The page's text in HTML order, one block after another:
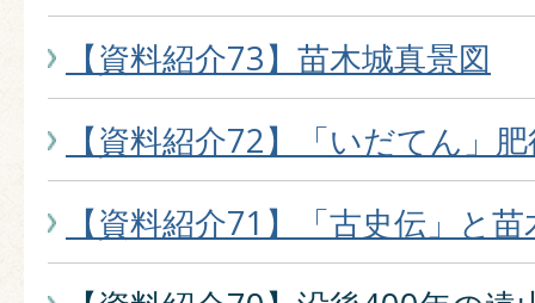
【資料紹介73】苗木城真景図
【資料紹介72】「いだてん」
【資料紹介71】「古史伝」と